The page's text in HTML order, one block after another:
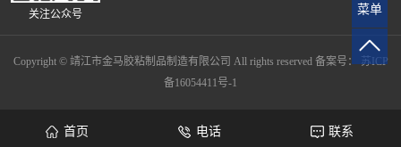
菜单
关注公众号
Copyright © 靖江市金马胶粘制品制造有限公司 All rights reserved 备案号：苏ICP
备16054411号-1
首页 电话 联系